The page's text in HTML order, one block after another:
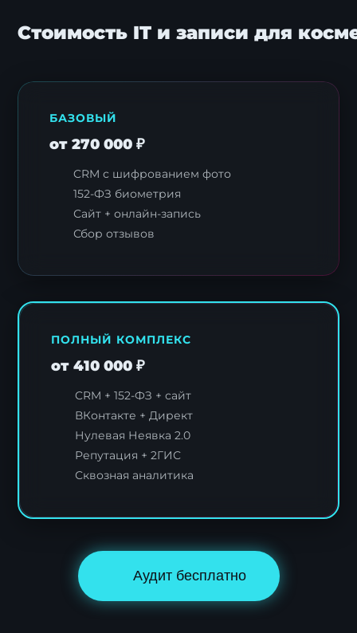
Стоимость IT и записи для
БАЗОВЫЙ
от 270 000 ₽
CRM с шифрованием фото
152-ФЗ биометрия
Сайт + онлайн-запись
Сбор отзывов
ПОЛНЫЙ КОМПЛЕКС
от 410 000 ₽
CRM + 152-ФЗ + сайт
ВКонтакте + Директ
Нулевая Неявка 2.0
Репутация + 2ГИС
Сквозная аналитика
Аудит бесплатно